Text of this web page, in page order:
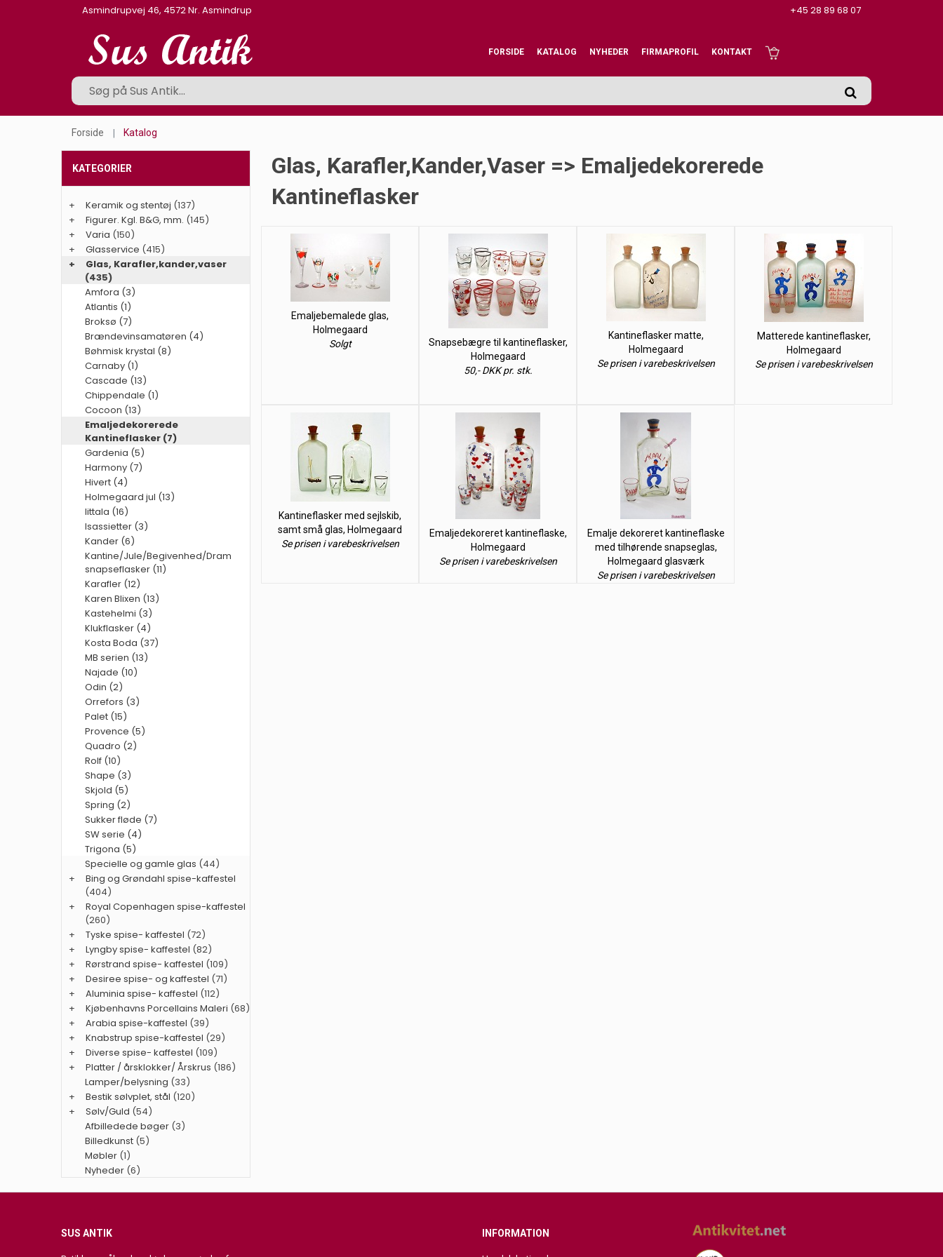
Asmindrupvej 46, 4572 Nr. Asmindrup +45 28 89 68 07
FORSIDE KATALOG NYHEDER FIRMAPROFIL KONTAKT
Forside Katalog
Glas, Karafler,kander,vaser => Emaljedekorerede
Kantineflasker
Emaljebemalede glas,
Holmegaard
Solgt
Snapsebægre til kantineflasker,
Holmegaard
50,- DKK pr. stk.
Kantineflasker matte,
Holmegaard
Se prisen i varebeskrivelsen
Matterede kantineflasker,
Holmegaard
Se prisen i varebeskrivelsen
Kantineflasker med sejlskib,
samt små glas, Holmegaard
Se prisen i varebeskrivelsen
Emaljedekoreret kantineflaske,
Holmegaard
Se prisen i varebeskrivelsen
Emalje dekoreret kantineflaske
med tilhørende snapseglas,
Holmegaard glasværk
Se prisen i varebeskrivelsen
KATEGORIER
+ Keramik og stentøj (137)
+
Figurer. Kgl. B&G, mm. (145)
+
Varia (150)
+
Glasservice (415)
+
Glas, Karafler,kander,vaser
(435)
Amfora (3)
Atlantis (1)
Broksø (7)
Brændevinsamatøren (4)
Bøhmisk krystal (8)
Carnaby (1)
Cascade (13)
Chippendale (1)
Cocoon (13)
Emaljedekorerede
Kantineflasker (7)
Gardenia (5)
Harmony (7)
Hivert (4)
Holmegaard jul (13)
Iittala (16)
Isassietter (3)
Kander (6)
Kantine/Jule/Begivenhed/Dram
snapseflasker (11)
Karafler (12)
Karen Blixen (13)
Kastehelmi (3)
Klukflasker (4)
Kosta Boda (37)
MB serien (13)
Najade (10)
Odin (2)
Orrefors (3)
Palet (15)
Provence (5)
Quadro (2)
Rolf (10)
Shape (3)
Skjold (5)
Spring (2)
Sukker fløde (7)
SW serie (4)
Trigona (5)
Specielle og gamle glas (44)
+
Bing og Grøndahl spise-kaffestel
(404)
+
Royal Copenhagen spise-kaffestel
(260)
+
Tyske spise- kaffestel (72)
+
Lyngby spise- kaffestel (82)
+
Rørstrand spise- kaffestel (109)
+
Desiree spise- og kaffestel (71)
+
Aluminia spise- kaffestel (112)
+
Kjøbenhavns Porcellains Maleri (68)
+
Arabia spise-kaffestel (39)
+
Knabstrup spise-kaffestel (29)
+
Diverse spise- kaffestel (109)
+
Platter / årsklokker/ Årskrus (186)
Lamper/belysning (33)
+
Bestik sølvplet, stål (120)
+
Sølv/Guld (54)
Afbilledede bøger (3)
Billedkunst (5)
Møbler (1)
Nyheder (6)
SUS ANTIK INFORMATION